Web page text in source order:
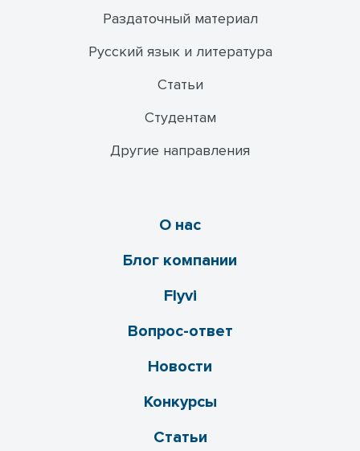
Раздаточный материал
Русский язык и литература
Статьи
Студентам
Другие направления
О нас
Блог компании
Flyvi
Вопрос-ответ
Новости
Конкурсы
Статьи